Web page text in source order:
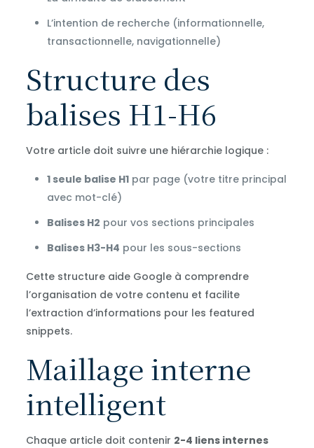
L’intention de recherche (informationnelle,
transactionnelle, navigationnelle)
Structure des
balises H1-H6
Votre article doit suivre une hiérarchie logique :
1 seule balise H1par page (votre titre principal
avec mot-clé)
Balises H2 pour vos sections principales
Balises H3-H4 pour les sous-sections
Cette structure aide Google à comprendre
l’organisation de votre contenu et facilite
l’extraction d’informations pour les featured
snippets.
Maillage interne
intelligent
Chaque article doit contenir 2-4 liens internes